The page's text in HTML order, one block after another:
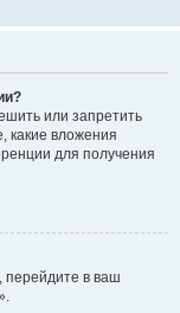
или запретить
какие вложения
для получения
перейдите в ваш